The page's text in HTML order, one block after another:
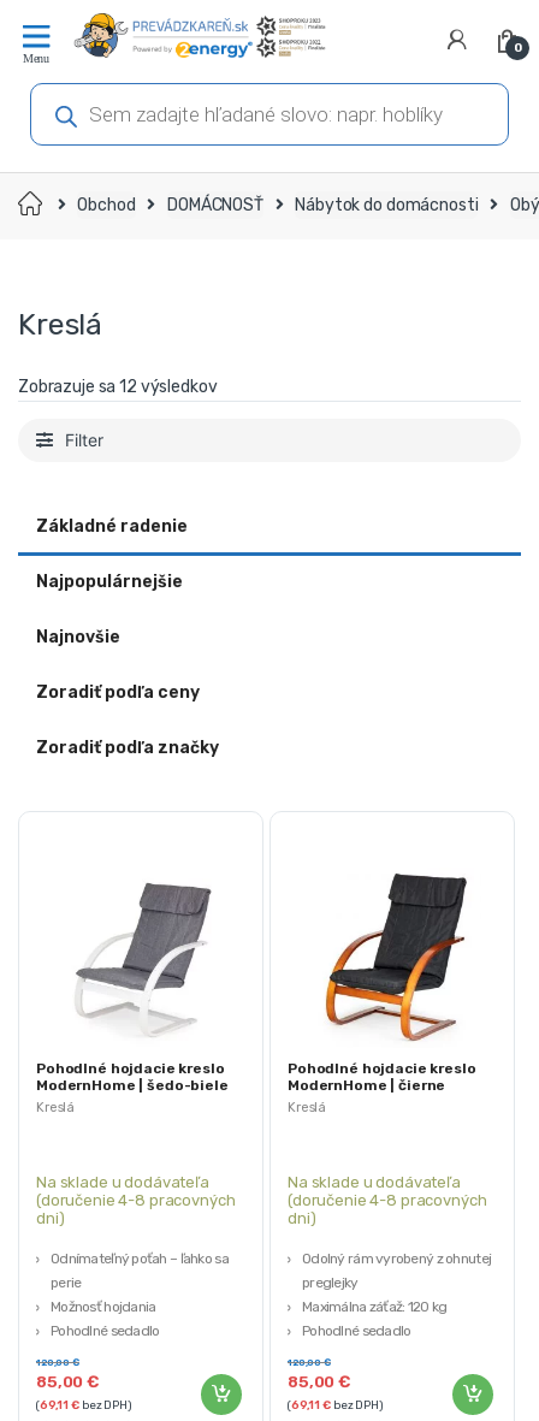
navigáciu
obsah
0
Products
search
Domov Obchod DOMÁCNOSŤ Nábytok do domácnosti
Kreslá
Zobrazuje sa 12 výsledkov
Filter
Základné radenie
Najpopulárnejšie
Najnovšie
Zoradiť podľa ceny
Zoradiť podľa značky
Kreslá
Pohodlné hojdacie kreslo
ModernHome | šedo-biele
Na sklade u dodávateľa
(doručenie 4-8 pracovných
dni)
Odnímateľný poťah – ľahko sa
perie
Možnosť hojdania
Pohodlné sedadlo
85,00€
120,00€
(69,11€bez DPH)
Kreslá
Pohodlné hojdacie kreslo
ModernHome | čierne
Na sklade u dodávateľa
(doručenie 4-8 pracovných
dni)
Odolný rám vyrobený z ohnutej
preglejky
Maximálna záťaž: 120 kg
Pohodlné sedadlo
85,00€
120,00€
(69,11€bez DPH)